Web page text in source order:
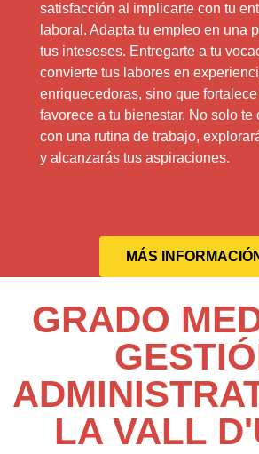
satisfacción al implicarte con tu
laboral. Adapta tu empleo en una
tus inteseses. Entregarte a tu
convierte tus labores en
enriquecedoras, sino que
favorece a tu bienestar. No solo te
con una rutina de trabajo,
y alcanzarás tus aspiraciones.
MÁS
GRADO
LA VALL